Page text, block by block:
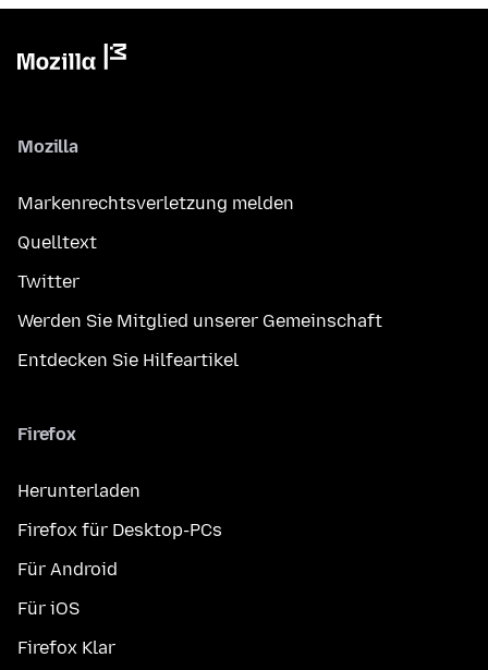
Mozilla
Markenrechtsverletzung melden
Quelltext
Twitter
Werden Sie Mitglied unserer Gemeinschaft
Entdecken Sie Hilfeartikel
Firefox
Herunterladen
Firefox für Desktop-PCs
Für Android
Für iOS
Firefox Klar